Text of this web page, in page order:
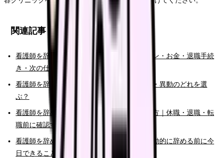
関連記事
看護師を辞めたい時の完全ガイド。限界サイン・お金・退職手続
き・次の仕事まで整理
看護師を辞めたい時の判断基準｜転職・休職・異動のどれを選
ぶ？
看護師を辞めたいけどお金が不安な時の考え方｜休職・退職・転
職前に確認すること
看護師を辞めたいと強く思った時の初動｜衝動的に辞める前に今
日できること